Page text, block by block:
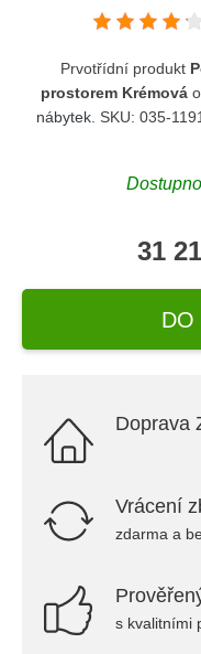
Prvotřídní produkt
prostorem Krémová
nábytek. SKU: 035-
31
DO
Doprava
Vrácení
zdarma a
s kvalitními